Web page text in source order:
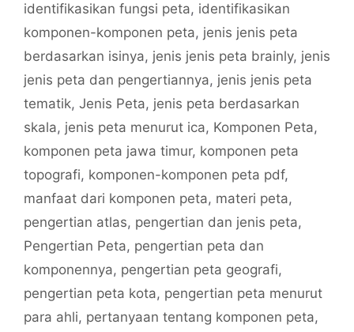
identifikasikan fungsi peta, identifikasikan
komponen-komponen peta, jenis jenis peta
berdasarkan isinya, jenis jenis peta brainly, jenis
jenis peta dan pengertiannya, jenis jenis peta
tematik, Jenis Peta, jenis peta berdasarkan
skala, jenis peta menurut ica, Komponen Peta,
komponen peta jawa timur, komponen peta
topografi, komponen-komponen peta pdf,
manfaat dari komponen peta, materi peta,
pengertian atlas, pengertian dan jenis peta,
Pengertian Peta, pengertian peta dan
komponennya, pengertian peta geografi,
pengertian peta kota, pengertian peta menurut
para ahli, pertanyaan tentang komponen peta,